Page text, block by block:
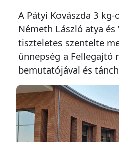
A Pátyi Kovászda 3 kg-
Németh László atya és
tiszteletes szentelte
ünnepség a Fellegajtó
bemutatójával és